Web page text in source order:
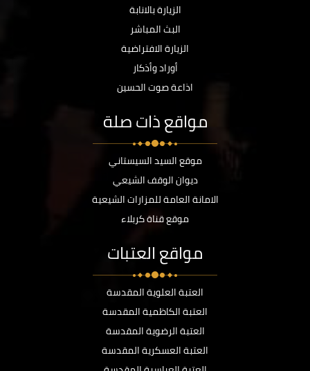
الزيارة بالانابة
البث المباشر
الزيارة الافتراضية
أوراد وأذكار
اذاعة صوت الحسين
مواقع ذات صلة
موقع السيد السيستاني
ديوان الوقف الشيعي
الامانة العامة للمزارات الشيعية
موقع قناة كربلاء
مواقع العتبات
العتبة العلوية المقدسة
العتبة الكاظمية المقدسة
العتبة الرضوية المقدسة
العتبة العسكرية المقدسة